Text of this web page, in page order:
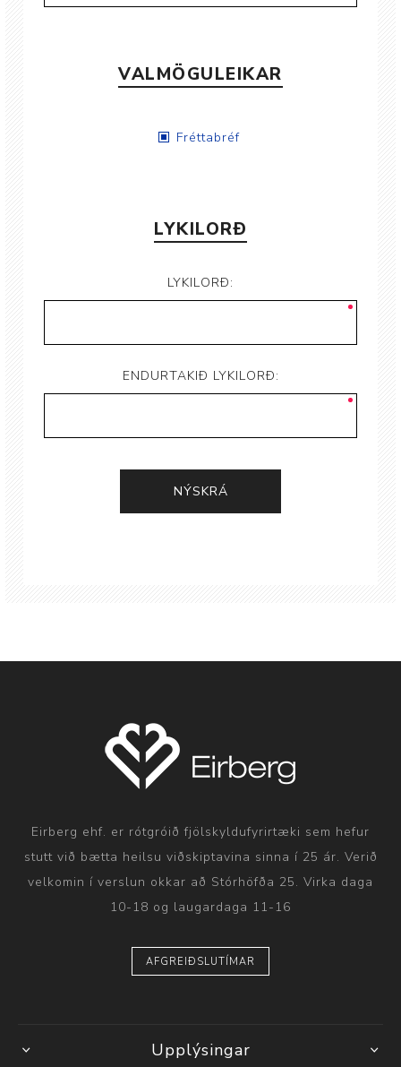
VALMÖGULEIKAR
Fréttabréf
LYKILORÐ
LYKILORÐ:
ENDURTAKIÐ LYKILORÐ:
Eirberg ehf. er rótgróið fjölskyldufyrirtæki sem hefur
stutt við bætta heilsu viðskiptavina sinna í 25 ár. Verið
velkomin í verslun okkar að Stórhöfða 25. Virka daga
10-18 og laugardaga 11-16
AFGREIÐSLUTÍMAR
Upplýsingar